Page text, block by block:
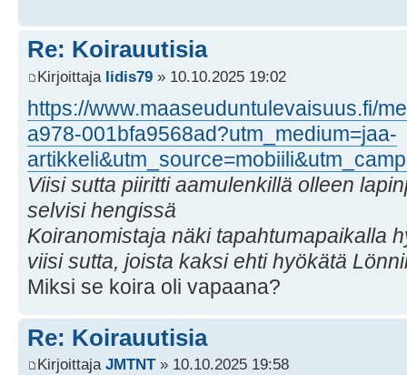
Re: Koirauutisia
Kirjoittaja Iidis79 » 10.10.2025 19:02
https://www.maaseuduntulevaisuus.fi/
a978-001bfa9568ad?utm_medium=jaa-
Viisi sutta piiritti aamulenkillä olleen
selvisi hengissä
Koiranomistaja näki tapahtumapaikalla
viisi sutta, joista kaksi ehti hyökätä
Miksi se koira oli vapaana?
Re: Koirauutisia
Kirjoittaja JMTNT» 10.10.2025 19:58